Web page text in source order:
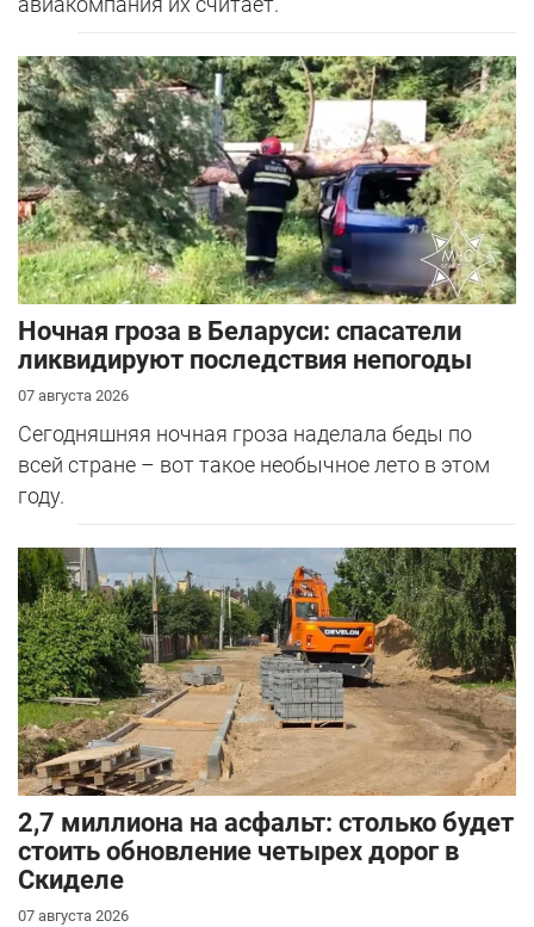
Ночная гроза в Беларуси: спасатели
ликвидируют последствия непогоды
07 августа 2026
Сегодняшняя ночная гроза наделала беды по
всей стране – вот такое необычное лето в этом
году.
2,7 миллиона на асфальт: столько будет
стоить обновление четырех дорог в
Скиделе
07 августа 2026